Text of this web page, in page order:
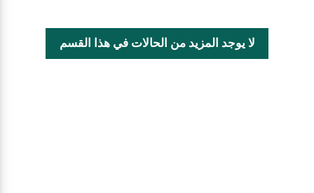
لا يوجد المزيد من الحالات في هذا القسم